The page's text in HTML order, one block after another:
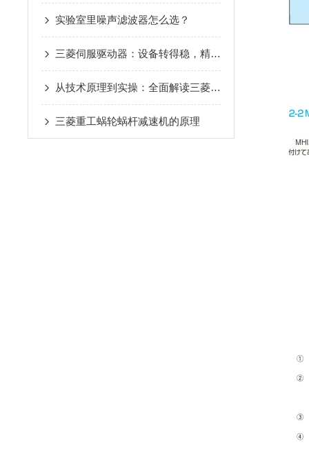
实验室里噪声滤波器怎么选？
三菱伺服驱动器：设备转得稳，精度才靠谱
从技术原理到实操：全面解读三菱伺服驱动器的性能优势
三菱重工蜗轮蜗杆减速机的原理